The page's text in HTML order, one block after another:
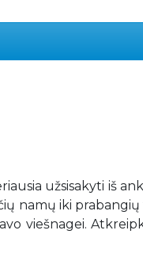
užsisakyti iš
namų iki prabangių
viešnagei.